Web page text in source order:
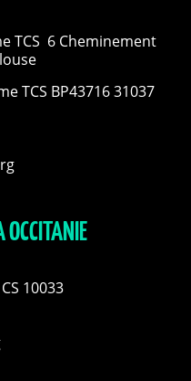
TCS 6 Cheminement
TCS BP43716 31037
OCCITANIE
10033